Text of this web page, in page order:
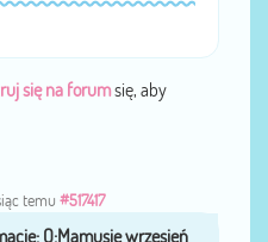
się na forumsię, aby
temu #517417